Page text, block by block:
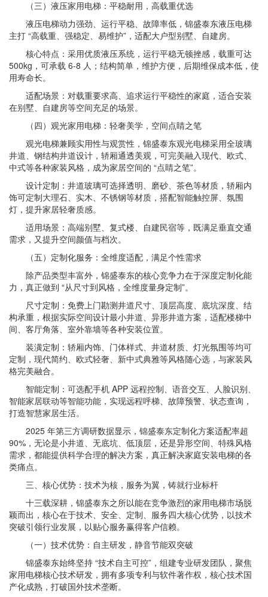
（三）液压家用电梯：平稳耐用，高载重优选
液压电梯动力强劲、运行平稳、故障率低，锦盛泰东液压电梯
主打 “高载重、强稳定、易维护”，适配大户型别墅、自建房。
核心特点：采用优质液压系统，运行平稳无顿挫感，载重可达
500kg，可承载 6-8 人；结构简单，维护方便，后期维保成本低，使
用寿命长。
适配场景：对载重要求高、追求运行平稳性的家庭，适合安装
在别墅、自建房等空间充足的场景。
（四）观光家用电梯：轻奢美学，空间点睛之笔
观光电梯兼顾实用性与观赏性，锦盛泰东观光电梯采用全玻璃
井道、钢结构井道设计，轿厢通透美观，可完美融入现代、欧式、
中式等各种家装风格，成为家居空间的 “点睛之笔”。
设计定制：井道玻璃可选择透明、磨砂、茶色等材质，轿厢内
饰可定制大理石、实木、不锈钢等材质，搭配智能触控屏、氛围
灯，提升家居轻奢质感。
适用场景：高端别墅、复式楼、自建民宿等，既满足垂直交通
需求，又提升空间颜值与档次。
（五）定制化服务：全维度适配，满足个性需求
除产品类型丰富外，锦盛泰东的核心竞争力在于深度定制化能
力，真正做到 “从尺寸到风格，全维度量身定制”。
尺寸定制：免费上门勘测井道尺寸、顶层高度、底坑深度、结
构承重，根据实际空间设计最小井道、异形井道方案，适配楼梯中
间、客厅角落、室外靠墙等各种安装位置。
装潢定制：轿厢内饰、门体样式、井道材质、灯光氛围等均可
定制，现代简约、欧式轻奢、新中式典雅等风格随心选，与家装风
格完美融合。
智能定制：可选配手机 APP 远程控制、语音交互、人脸识别、
智能家居联动等智能功能，实现远程呼梯、故障预警、状态查询，
打造智慧家居生活。
2025 年第三方调研数据显示，锦盛泰东定制化方案适配率超
90%，无论是小井道、无底坑、低顶层，还是异形空间、特殊风格
需求，都能提供科学合理的解决方案，真正解决家庭安装电梯的各
类痛点。
三、核心优势：技术为核，服务为翼，铸就行业标杆
十三载深耕，锦盛泰东之所以能在竞争激烈的家用电梯市场脱
颖而出，核心在于技术、安全、定制、服务四大核心优势，以技术
突破引领行业发展，以贴心服务赢得客户信赖。
（一）技术优势：自主研发，静音节能双突破
锦盛泰东始终坚持 “技术自主可控”，组建专业研发团队，聚焦
家用电梯核心技术研发，拥有多项专利与软件著作权，核心技术国
产化成熟，打破国外技术垄断。